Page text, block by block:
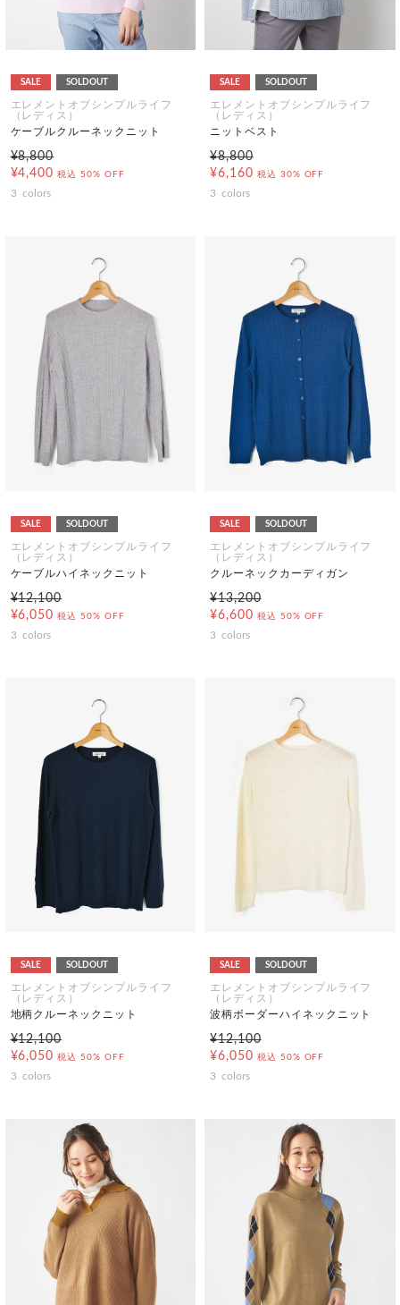
SALE SOLDOUT
エレメントオブシンプルライフ
（レディス）
ケーブルクルーネックニット
¥8,800
¥4,400 税込 50% OFF
3 colors
SALE SOLDOUT
エレメントオブシンプルライフ
（レディス）
ニットベスト
¥8,800
¥6,160 税込 30% OFF
3 colors
SALE SOLDOUT
エレメントオブシンプルライフ
（レディス）
ケーブルハイネックニット
¥12,100
¥6,050 税込 50% OFF
3 colors
SALE SOLDOUT
エレメントオブシンプルライフ
（レディス）
クルーネックカーディガン
¥13,200
¥6,600 税込 50% OFF
3 colors
SALE SOLDOUT
エレメントオブシンプルライフ
（レディス）
地柄クルーネックニット
¥12,100
¥6,050 税込 50% OFF
3 colors
SALE SOLDOUT
エレメントオブシンプルライフ
（レディス）
波柄ボーダーハイネックニット
¥12,100
¥6,050 税込 50% OFF
3 colors